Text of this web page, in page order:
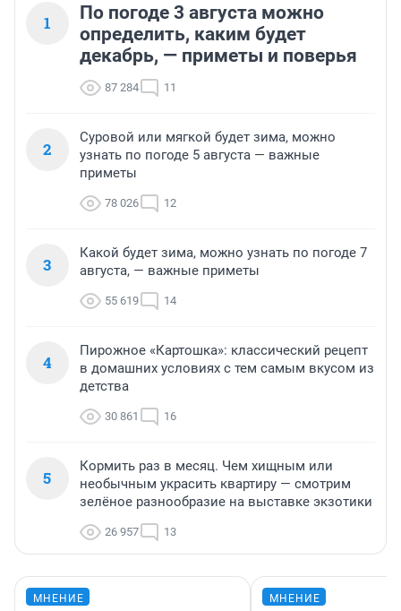
1
По погоде 3 августа можно
определить, каким будет
декабрь, — приметы и поверья
87 284 11
2
Суровой или мягкой будет зима, можно
узнать по погоде 5 августа — важные
приметы
78 026 12
3
Какой будет зима, можно узнать по погоде 7
августа, — важные приметы
55 619 14
4
Пирожное «Картошка»: классический рецепт
в домашних условиях с тем самым вкусом из
детства
30 861 16
5
Кормить раз в месяц. Чем хищным или
необычным украсить квартиру — смотрим
зелёное разнообразие на выставке экзотики
26 957 13
МНЕНИЕ МНЕНИЕ